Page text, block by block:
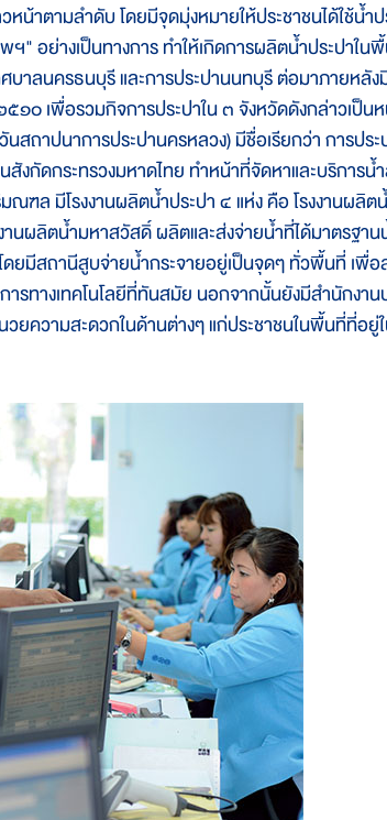
ตามลำดับ โดยมีจุดมุ่งหมายให้ประชาชนได้ใช้น้ำป
" อย่างเป็นทางการ ทำให้เกิดการผลิตน้ำประปาใน
บาลนครธนบุรี และการประปานนทบุรี ต่อมาภายหลัง
๐ เพื่อรวมกิจการประปาใน ๓ จังหวัดดังกล่าวเป็น
ถาปนาการประปานครหลวง) มีชื่อเรียกว่า การปร
สังกัดกระทรวงมหาดไทย ทำหน้าที่จัดหาและบริการน้
ณฑล มีโรงงานผลิตน้ำประปา ๔ แห่ง คือ โรงงานผลิต
านผลิตน้ำมหาสวัสดิ์ ผลิตและส่งจ่ายน้ำที่ได้มาตรฐา
ยมีสถานีสูบจ่ายน้ำกระจายอยู่เป็นจุดๆ ทั่วพื้นที่ เพื่อ
รทางเทคโนโลยีที่ทันสมัย นอกจากนั้นยังมีสำนักงาน
ความสะดวกในด้านต่างๆ แก่ประชาชนในพื้นที่ที่อยู่